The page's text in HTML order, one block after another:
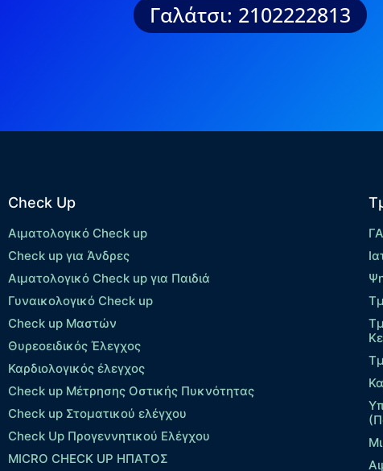
Γαλάτσι: 2102222813
Check Up
Αιματολογικό Check up
Check up για Άνδρες
Αιματολογικό Check up για Παιδιά
Γυναικολογικό Check up
Check up Μαστών
Θυρεοειδικός Έλεγχος
Καρδιολογικός έλεγχος
Check up Mέτρησης Οστικής Πυκνότητας
Check up Στοματικού ελέγχου
Check Up Προγεννητικού Ελέγχου
MICRO CHECK UP HΠΑΤΟΣ